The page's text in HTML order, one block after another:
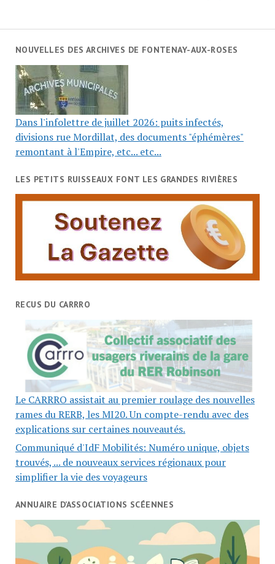
NOUVELLES DES ARCHIVES DE FONTENAY-AUX-ROSES
Dans l'infolettre de juillet 2026: puits infectés,
divisions rue Mordillat, des documents "éphémères"
remontant à l'Empire, etc... etc...
LES PETITS RUISSEAUX FONT LES GRANDES RIVIÈRES
RECUS DU CARRRO
Le CARRRO assistait au premier roulage des nouvelles
rames du RERB, les MI20. Un compte-rendu avec des
explications sur certaines nouveautés.
Communiqué d'IdF Mobilités: Numéro unique, objets
trouvés, ... de nouveaux services régionaux pour
simplifier la vie des voyageurs
ANNUAIRE D’ASSOCIATIONS SCÉENNES